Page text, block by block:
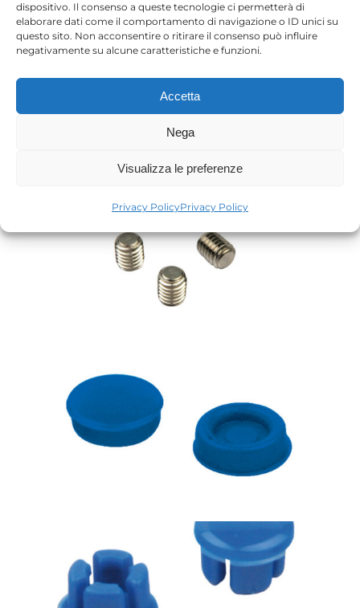
dispositivo. Il consenso a queste tecnologie ci permetterà di
elaborare dati come il comportamento di navigazione o ID unici su
questo sito. Non acconsentire o ritirare il consenso può influire
negativamente su alcune caratteristiche e funzioni.
Accetta
Nega
Visualizza le preferenze
Privacy PolicyPrivacy Policy